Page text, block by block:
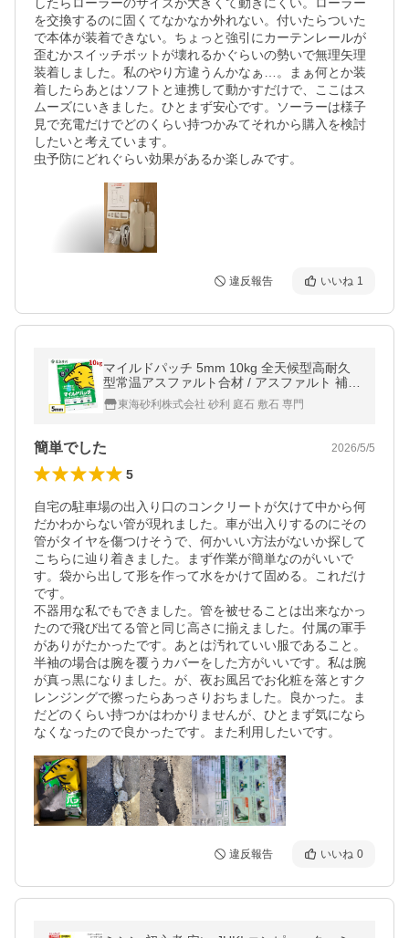
を交換するのに固くてなかなか外れない。付いたらついた
で本体が装着できない。ちょっと強引にカーテンレールが
歪むかスイッチボットが壊れるかぐらいの勢いで無理矢理
装着しました。私のやり方違うんかなぁ…。まぁ何とか装
着したらあとはソフトと連携して動かすだけで、ここはス
ムーズにいきました。ひとまず安心です。ソーラーは様子
見で充電だけでどのくらい持つかみてそれから購入を検討
したいと考えています。
虫予防にどれぐらい効果があるか楽しみです。
違反報告 いいね 1
マイルドパッチ 5mm 10kg 全天候型高耐久
型常温アスファルト合材 / アスファルト 補修
舗装 工事 駐車場 段差 道路 穴 わだち 埋め
東海砂利株式会社 砂利 庭石 敷石 専門
簡単でした 2026/5/5
5
自宅の駐車場の出入り口のコンクリートが欠けて中から何
だかわからない管が現れました。車が出入りするのにその
管がタイヤを傷つけそうで、何かいい方法がないか探して
こちらに辿り着きました。まず作業が簡単なのがいいで
す。袋から出して形を作って水をかけて固める。これだけ
です。
不器用な私でもできました。管を被せることは出来なかっ
たので飛び出てる管と同じ高さに揃えました。付属の軍手
がありがたかったです。あとは汚れていい服であること。
半袖の場合は腕を覆うカバーをした方がいいです。私は腕
が真っ黒になりました。が、夜お風呂でお化粧を落とすク
レンジングで擦ったらあっさりおちました。良かった。ま
だどのくらい持つかはわかりませんが、ひとまず気になら
なくなったので良かったです。また利用したいです。
違反報告 いいね 0